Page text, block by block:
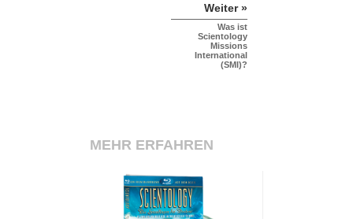
Weiter »
Was ist
Scientology
Missions
International
(SMI)?
MEHR ERFAHREN